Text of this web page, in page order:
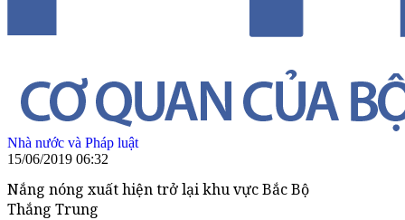
Nhà nước và Pháp luật
15/06/2019 06:32
Nắng nóng xuất hiện trở lại khu vực Bắc Bộ
Thắng Trung